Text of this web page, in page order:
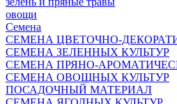
овощи
Семена
СЕМЕНА ЦВЕТОЧНО-
СЕМЕНА ЗЕЛЕННЫХ КУЛЬТУР
СЕМЕНА ПРЯНО-
СЕМЕНА ОВОЩНЫХ КУЛЬТУР
ПОСАДОЧНЫЙ МАТЕРИАЛ